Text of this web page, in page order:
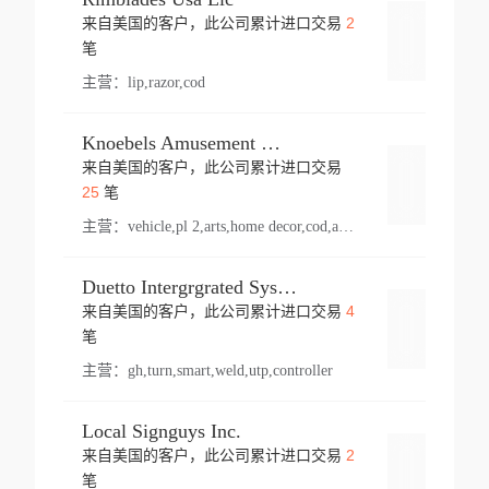
来自美国的客户，此公司累计进口交易 2
笔
主营： lip,razor,cod
Knoebels Amusement Resort
来自美国的客户，此公司累计进口交易
25笔
主营： vehicle,pl 2,arts,home decor,cod,amusement ride,sea
Duetto Intergrgrated Systems Inc.
来自美国的客户，此公司累计进口交易 4
笔
主营： gh,turn,smart,weld,utp,controller
Local Signguys Inc.
来自美国的客户，此公司累计进口交易 2
笔